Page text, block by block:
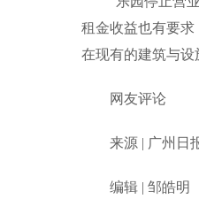
租金收益也有要求
在现有的建筑与设
网友评论
来源 | 广州日
编辑 | 邹皓明